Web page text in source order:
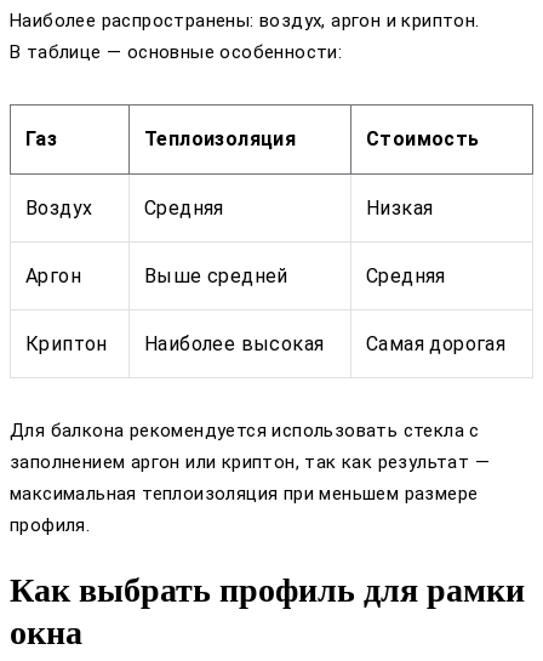
Наиболее распространены: воздух, аргон и криптон.
В таблице — основные особенности:
Газ Теплоизоляция Стоимость
Воздух Средняя Низкая
Аргон Выше средней Средняя
Криптон Наиболее высокая Самая дорогая
Для балкона рекомендуется использовать стекла с
заполнением аргон или криптон, так как результат —
максимальная теплоизоляция при меньшем размере
профиля.
Как выбрать профиль для рамки
окна